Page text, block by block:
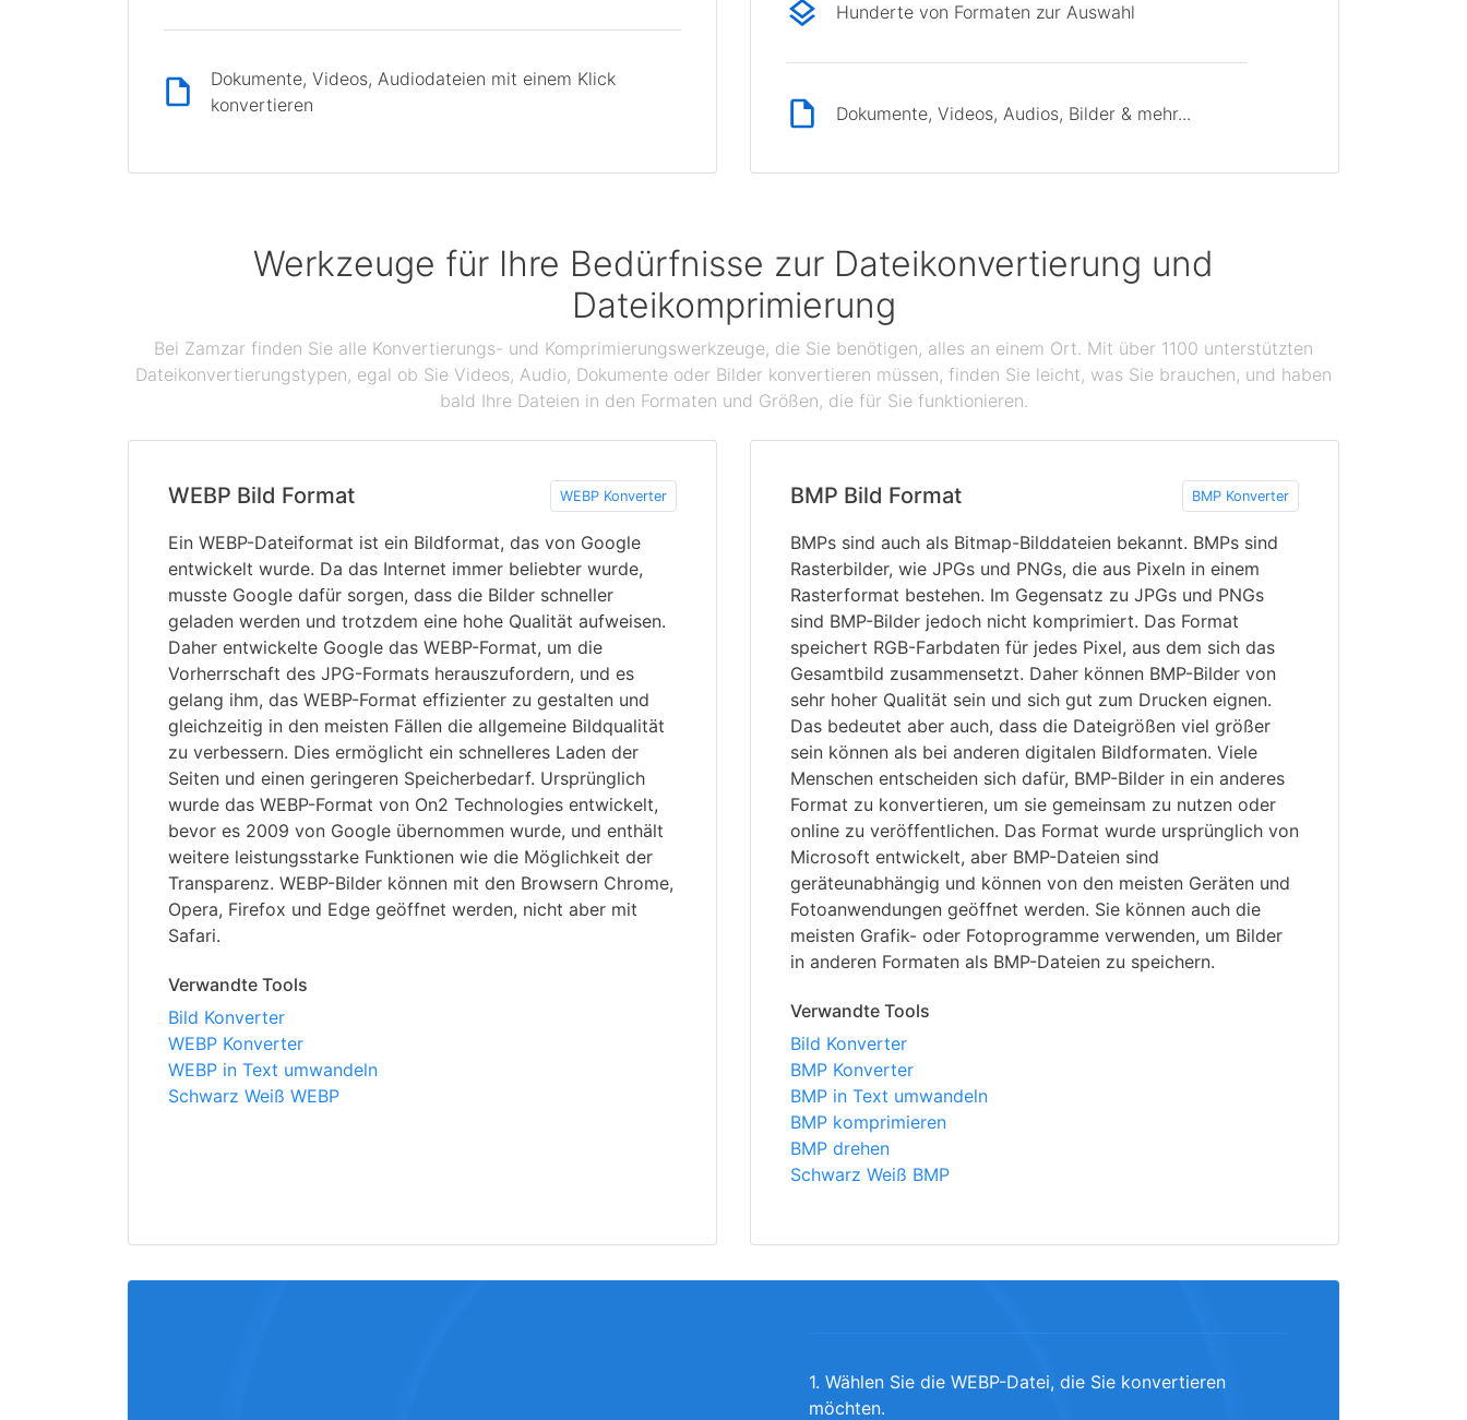
Dokumente, Videos, Audiodateien mit einem Klick
konvertieren
Hunderte von Formaten zur Auswahl
Dokumente, Videos, Audios, Bilder & mehr...
Werkzeuge für Ihre Bedürfnisse zur Dateikonvertierung und
Dateikomprimierung
Bei Zamzar finden Sie alle Konvertierungs- und Komprimierungswerkzeuge, die Sie benötigen, alles an einem Ort. Mit über 1100 unterstützten
Dateikonvertierungstypen, egal ob Sie Videos, Audio, Dokumente oder Bilder konvertieren müssen, finden Sie leicht, was Sie brauchen, und haben
bald Ihre Dateien in den Formaten und Größen, die für Sie funktionieren.
WEBP Bild Format WEBP Konverter
Ein WEBP-Dateiformat ist ein Bildformat, das von Google
entwickelt wurde. Da das Internet immer beliebter wurde,
musste Google dafür sorgen, dass die Bilder schneller
geladen werden und trotzdem eine hohe Qualität aufweisen.
Daher entwickelte Google das WEBP-Format, um die
Vorherrschaft des JPG-Formats herauszufordern, und es
gelang ihm, das WEBP-Format effizienter zu gestalten und
gleichzeitig in den meisten Fällen die allgemeine Bildqualität
zu verbessern. Dies ermöglicht ein schnelleres Laden der
Seiten und einen geringeren Speicherbedarf. Ursprünglich
wurde das WEBP-Format von On2 Technologies entwickelt,
bevor es 2009 von Google übernommen wurde, und enthält
weitere leistungsstarke Funktionen wie die Möglichkeit der
Transparenz. WEBP-Bilder können mit den Browsern Chrome,
Opera, Firefox und Edge geöffnet werden, nicht aber mit
Safari.
Verwandte Tools
Bild Konverter
WEBP Konverter
WEBP in Text umwandeln
Schwarz Weiß WEBP
BMP Bild Format BMP Konverter
BMPs sind auch als Bitmap-Bilddateien bekannt. BMPs sind
Rasterbilder, wie JPGs und PNGs, die aus Pixeln in einem
Rasterformat bestehen. Im Gegensatz zu JPGs und PNGs
sind BMP-Bilder jedoch nicht komprimiert. Das Format
speichert RGB-Farbdaten für jedes Pixel, aus dem sich das
Gesamtbild zusammensetzt. Daher können BMP-Bilder von
sehr hoher Qualität sein und sich gut zum Drucken eignen.
Das bedeutet aber auch, dass die Dateigrößen viel größer
sein können als bei anderen digitalen Bildformaten. Viele
Menschen entscheiden sich dafür, BMP-Bilder in ein anderes
Format zu konvertieren, um sie gemeinsam zu nutzen oder
online zu veröffentlichen. Das Format wurde ursprünglich von
Microsoft entwickelt, aber BMP-Dateien sind
geräteunabhängig und können von den meisten Geräten und
Fotoanwendungen geöffnet werden. Sie können auch die
meisten Grafik- oder Fotoprogramme verwenden, um Bilder
in anderen Formaten als BMP-Dateien zu speichern.
Verwandte Tools
Bild Konverter
BMP Konverter
BMP in Text umwandeln
BMP komprimieren
BMP drehen
Schwarz Weiß BMP
1. Wählen Sie die WEBP-Datei, die Sie konvertieren
möchten.